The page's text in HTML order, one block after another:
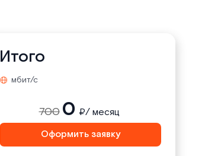
Итого
мбит/с
700 0 ₽/ месяц
Оформить заявку